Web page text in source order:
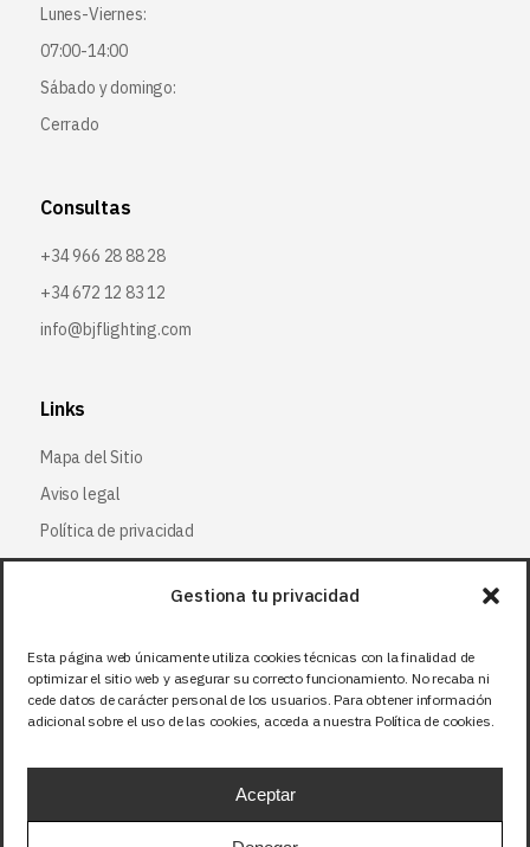
Gestiona tu privacidad
Esta página web únicamente utiliza cookies técnicas con la finalidad de
optimizar el sitio web y asegurar su correcto funcionamiento. No recaba ni
cede datos de carácter personal de los usuarios. Para obtener información
adicional sobre el uso de las cookies, acceda a nuestra Política de cookies.
Aceptar
Lunes-Viernes:
07:00-14:00
Sábado y domingo:
Cerrado
Consultas
+34 966 28 88 28
+34 672 12 83 12
info@bjflighting.com
Links
Mapa del Sitio
Aviso legal
Política de privacidad
Política de cookies
Síguenos
Facebook
X (Twitter)
Instagram